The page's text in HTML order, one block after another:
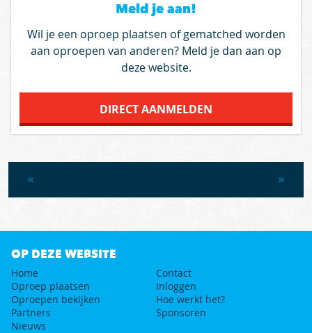
Meld je aan!
Wil je een oproep plaatsen of gematched worden
aan oproepen van anderen? Meld je dan aan op
deze website.
DIRECT AANMELDEN
« »
OP DEZE WEBSITE
Home
Contact
Oproep plaatsen
Inloggen
Oproepen bekijken
Hoe werkt het?
Partners
Sponsoren
Nieuws